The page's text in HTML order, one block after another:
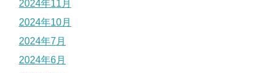
2024年11月
2024年10月
2024年7月
2024年6月